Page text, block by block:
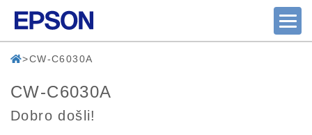
CW-C6030A
CW-C6030A
Dobro došli!